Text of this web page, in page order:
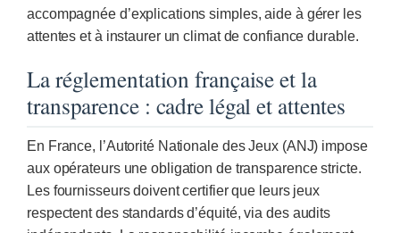
accompagnée d’explications simples, aide à gérer les
attentes et à instaurer un climat de confiance durable.
La réglementation française et la
transparence : cadre légal et attentes
En France, l’Autorité Nationale des Jeux (ANJ) impose
aux opérateurs une obligation de transparence stricte.
Les fournisseurs doivent certifier que leurs jeux
respectent des standards d’équité, via des audits